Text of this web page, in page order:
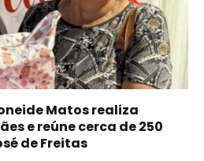
Matos realiza
e reúne cerca de 250
de Freitas